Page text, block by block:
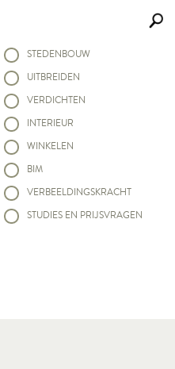
STEDENBOUW
UITBREIDEN
VERDICHTEN
INTERIEUR
WINKELEN
BIM
VERBEELDINGSKRACHT
STUDIES EN PRIJSVRAGEN